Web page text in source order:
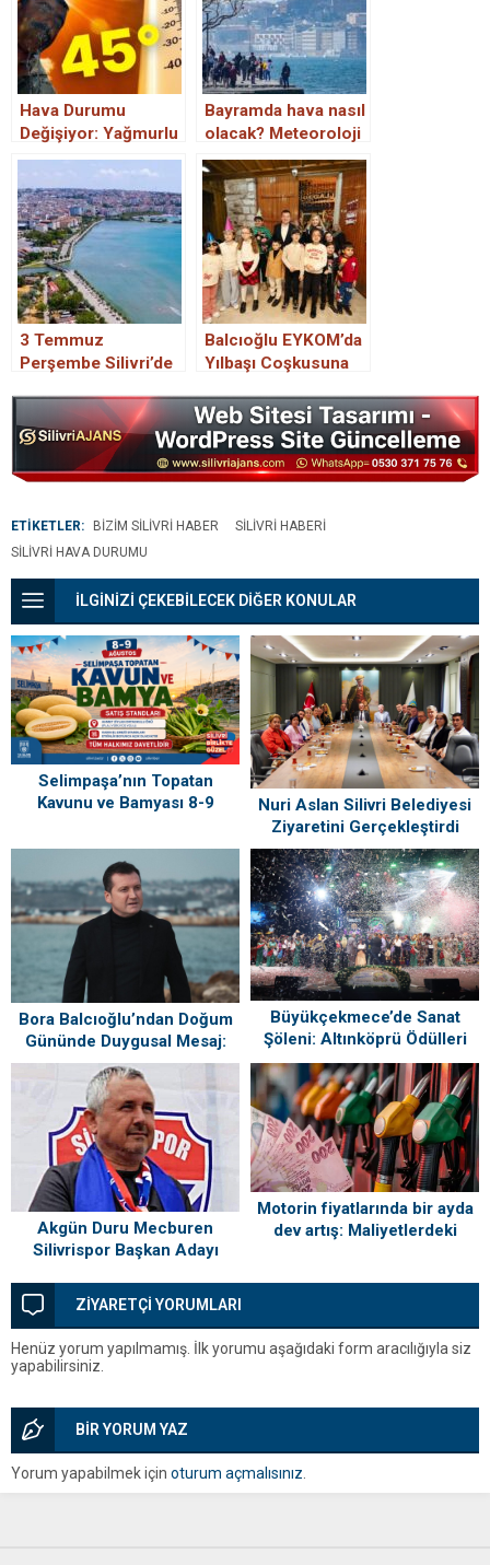
Hava Durumu
Değişiyor: Yağmurlu
Hava Yerine Afrika
Sıcakları Geliyor!
İşte Meteoroloji’nin
Hava Durumu
Tahmini
Bayramda hava nasıl
olacak? Meteoroloji
gün gün açıkladı
3 Temmuz
Perşembe Silivri’de
olacak, yağmur
yağacak mı?
Balcıoğlu EYKOM’da
Yılbaşı Coşkusuna
ETİKETLER: BIZIM SILIVRI HABER
SILIVRI HABERI
SILIVRI HAVA DURUMU
İLGİNİZİ ÇEKEBİLECEK DİĞER KONULAR
Selimpaşa’nın Topatan
Kavunu ve Bamyası 8-9
Buluşuyor
Nuri Aslan Silivri Belediyesi
Ziyaretini Gerçekleştirdi
Bora Balcıoğlu’ndan Doğum
Gününde Duygusal Mesaj:
“Silivri’mi Çok Özlüyorum”
Büyükçekmece’de Sanat
Şöleni: Altınköprü Ödülleri
Sahiplerini Buldu!
Akgün Duru Mecburen
Silivrispor Başkan Adayı
Motorin fiyatlarında bir ayda
dev artış: Maliyetlerdeki
ZİYARETÇİ YORUMLARI
Henüz yorum yapılmamış. İlk yorumu aşağıdaki form aracılığıyla siz
yapabilirsiniz.
BİR YORUM YAZ
Yorum yapabilmek için oturum açmalısınız.